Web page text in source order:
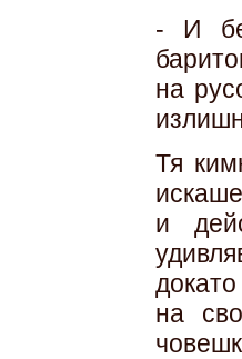
- И
на
Тя
и
на